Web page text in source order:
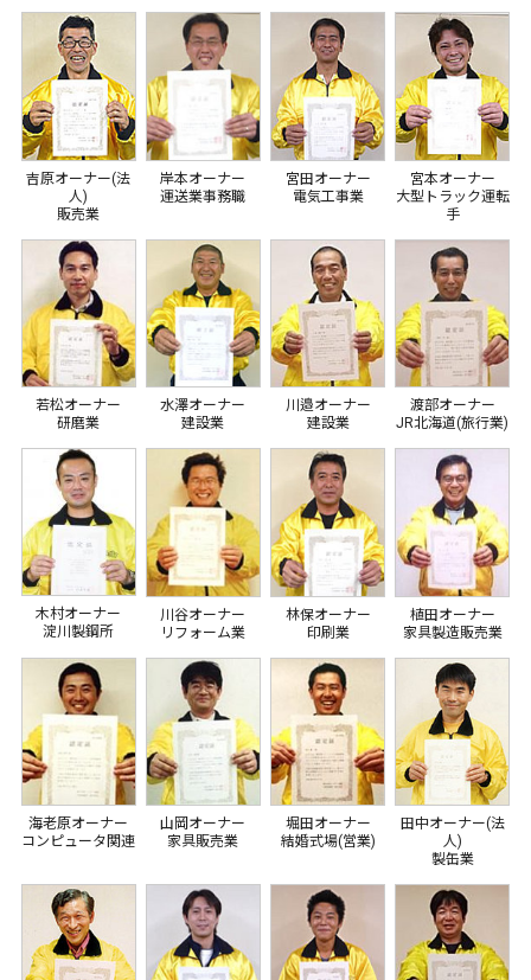
吉原オーナー(法
人)
販売業
岸本オーナー
運送業事務職
宮田オーナー
電気工事業
宮本オーナー
大型トラック運転
手
若松オーナー
研磨業
水澤オーナー
建設業
川邉オーナー
建設業
渡部オーナー
JR北海道(旅行業)
木村オーナー
淀川製鋼所
川谷オーナー
リフォーム業
林保オーナー
印刷業
植田オーナー
家具製造販売業
海老原オーナー
コンピュータ関連
山岡オーナー
家具販売業
堀田オーナー
結婚式場(営業)
田中オーナー(法
人)
製缶業